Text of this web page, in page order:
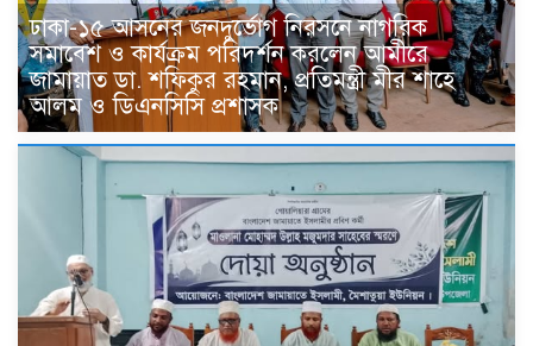
ঢাকা-১৫ আসনের জনদুর্ভোগ নিরসনে নাগরিক
সমাবেশ ও কার্যক্রম পরিদর্শন করলেন আমীরে
জামায়াত ডা. শফিকুর রহমান, প্রতিমন্ত্রী মীর শাহে
আলম ও ডিএনসিসি প্রশাসক